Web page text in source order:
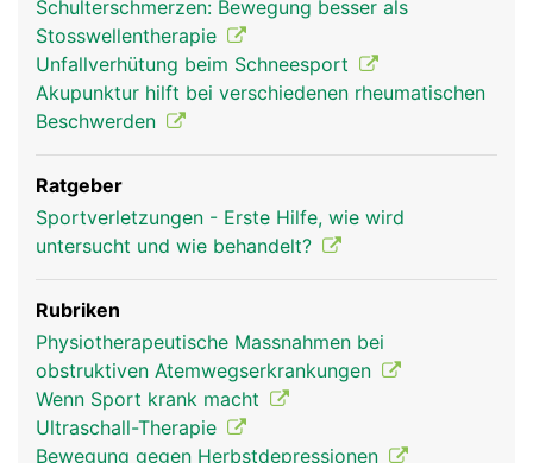
Schulterschmerzen: Bewegung besser als
Stosswellentherapie
Unfallverhütung beim Schneesport
Akupunktur hilft bei verschiedenen rheumatischen
Beschwerden
Ratgeber
Sportverletzungen - Erste Hilfe, wie wird
untersucht und wie behandelt?
Rubriken
Physiotherapeutische Massnahmen bei
obstruktiven Atemwegserkrankungen
Wenn Sport krank macht
Ultraschall-Therapie
Bewegung gegen Herbstdepressionen